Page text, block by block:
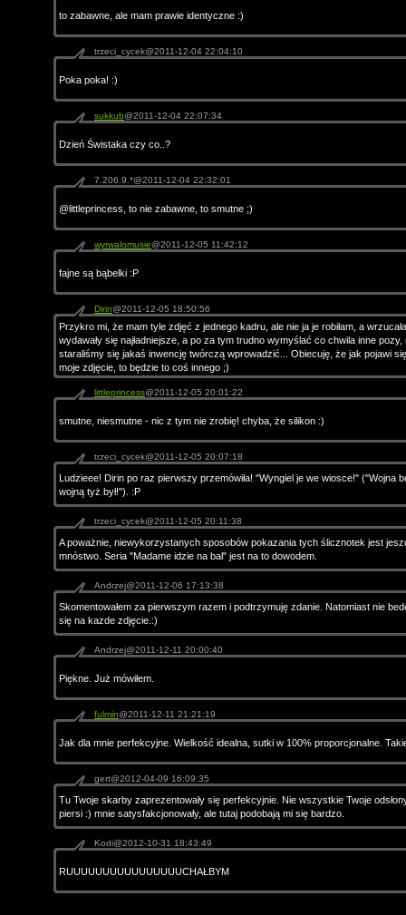
to zabawne, ale mam prawie identyczne :)
trzeci_cycek@2011-12-04 22:04:10
Poka poka! :)
sukkub@2011-12-04 22:07:34
Dzień Świstaka czy co..?
7.206.9.*@2011-12-04 22:32:01
@littleprincess, to nie zabawne, to smutne ;)
wyrwalomusie@2011-12-05 11:42:12
fajne są bąbelki :P
Dirin@2011-12-05 18:50:56
Przykro mi, że mam tyle zdjęć z jednego kadru, ale nie ja je robiłam, a
wydawały się najładniejsze, a po za tym trudno wymyślać co chwila inne pozy,
staraliśmy się jakaś inwencję twórczą wprowadzić... Obiecuję, że jak pojawi
moje zdjęcie, to będzie to coś innego ;)
littleprincess@2011-12-05 20:01:22
smutne, niesmutne - nic z tym nie zrobię! chyba, że silikon :)
trzeci_cycek@2011-12-05 20:07:18
Ludzieee! Dirin po raz pierwszy przemówiła! "Wyngiel je we wiosce!" ("Wojna
wojną tyż był!"). :P
trzeci_cycek@2011-12-05 20:11:38
A poważnie, niewykorzystanych sposobów pokazania tych ślicznotek jest
mnóstwo. Seria "Madame idzie na bal" jest na to dowodem.
Andrzej@2011-12-06 17:13:38
Skomentowałem za pierwszym razem i podtrzymuję zdanie. Natomiast nie
się na kazde zdjęcie.:)
Andrzej@2011-12-11 20:00:40
Piękne. Już mówiłem.
fulmin@2011-12-11 21:21:19
Jak dla mnie perfekcyjne. Wielkość idealna, sutki w 100% proporcjonalne.
gert@2012-04-09 16:09:35
Tu Twoje skarby zaprezentowały się perfekcyjnie. Nie wszystkie Twoje
piersi :) mnie satysfakcjonowały, ale tutaj podobają mi się bardzo.
Kodi@2012-10-31 18:43:49
RUUUUUUUUUUUUUUUUCHAŁBYM